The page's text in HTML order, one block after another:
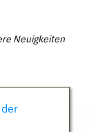
Neuigkeiten